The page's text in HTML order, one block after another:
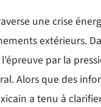
une crise
extérieurs.
par la
Alors que des
a tenu à